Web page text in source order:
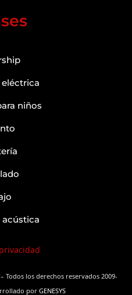
niños
acústica
Todos los derechos reservados 2009-
porGENESYS